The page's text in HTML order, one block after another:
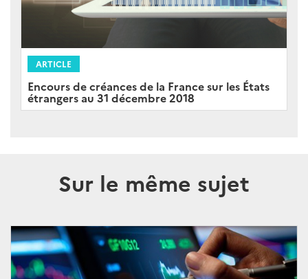
ARTICLE
Encours de créances de la France sur les États
étrangers au 31 décembre 2018
Sur le même sujet